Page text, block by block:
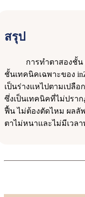
สรุป
การทำตาสองชั้น เ
ชั้นเทคนิคเฉพาะของ
เป็นร่างแหไปตามเปลื
ซึ่งเป็นเทคนิคที่ไม่ปรา
ฟื้น ไม่ต้องตัดไหม ผลลั
ตาไม่หนาและไม่มีเวล